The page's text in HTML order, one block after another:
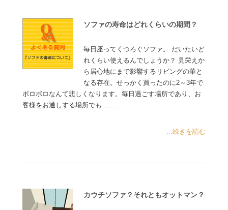
ソファの寿命はどれくらいの期間？
毎日座ってくつろぐソファ。 だいたいど
れくらい使えるんでしょうか？ 見栄えか
ら居心地にまで影響するリビングの華と
なる存在。せっかく買ったのに2～3年で
ボロボロなんて悲しくなります。毎日過ごす場所であり、お
客様をお通しする場所でも...……
...続きを読む
カウチソファ？それともオットマン？